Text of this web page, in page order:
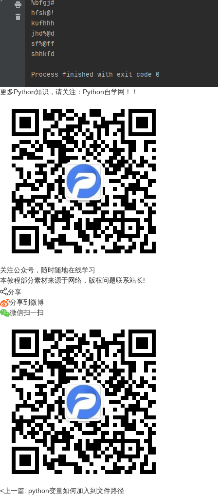
更多Python知识，请关注： Python自学网 ！！
关注公众号，随时随地在线学习
本教程部分素材来源于网络，版权问题联系站长!
分享
分享到微博
微信扫一扫
<上一篇: python变量如何加入到文件路径